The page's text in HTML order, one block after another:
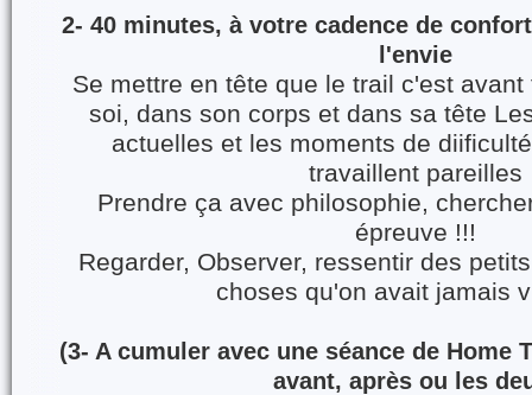
2- 40 minutes, à votre cadence de
l'envie
Se mettre en tête que le trail c'est
soi, dans son corps et dans sa tête
actuelles et les moments de
travaillent pareilles
Prendre ça avec philosophie,
épreuve !!!
Regarder, Observer, ressentir des
choses qu'on avait jamais
(3- A cumuler avec une séance de Home
avant, après ou les